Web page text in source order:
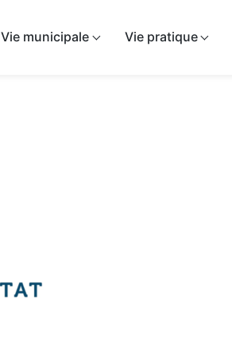
Vie municipale Vie pratique